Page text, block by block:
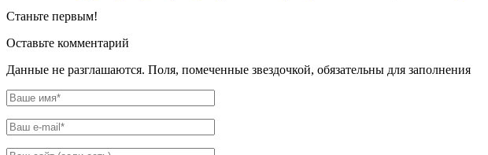
Станьте первым!
Оставьте комментарий
Данные не разглашаются. Поля, помеченные звездочкой, обязательны для заполнения